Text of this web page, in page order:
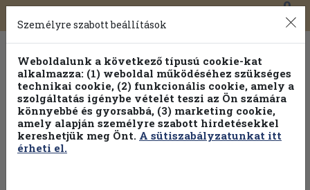
Toggle
navigation
0
Személyre szabott beállítások
Weboldalunk a következő típusú cookie-kat
alkalmazza: (1) weboldal működéséhez szükséges
technikai cookie, (2) funkcionális cookie, amely a
szolgáltatás igénybe vételét teszi az Ön számára
könnyebbé és gyorsabbá, (3) marketing cookie,
amely alapján személyre szabott hirdetésekkel
kereshetjük meg Önt. A sütiszabályzatunkat itt
érheti el.